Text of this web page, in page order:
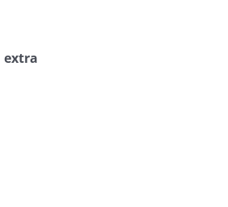
extra